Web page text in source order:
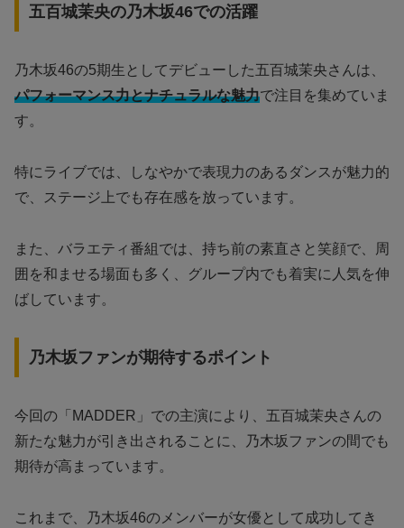
五百城茉央の乃木坂46での活躍
乃木坂46の5期生としてデビューした五百城茉央さんは、
パフォーマンス力とナチュラルな魅力で注目を集めていま
す。
特にライブでは、しなやかで表現力のあるダンスが魅力的
で、ステージ上でも存在感を放っています。
また、バラエティ番組では、持ち前の素直さと笑顔で、周
囲を和ませる場面も多く、グループ内でも着実に人気を伸
ばしています。
乃木坂ファンが期待するポイント
今回の「MADDER」での主演により、五百城茉央さんの
新たな魅力が引き出されることに、乃木坂ファンの間でも
期待が高まっています。
これまで、乃木坂46のメンバーが女優として成功してき